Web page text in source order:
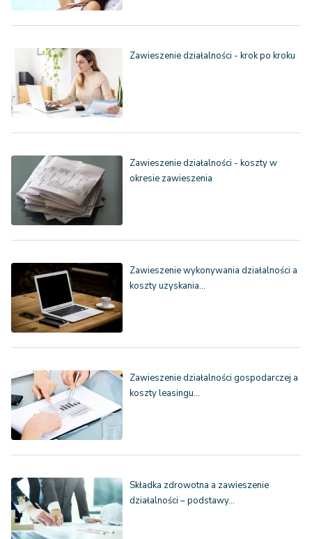
Zawieszenie działalności - krok po kroku
Zawieszenie działalności - koszty w
okresie zawieszenia
Zawieszenie wykonywania działalności a
koszty uzyskania…
Zawieszenie działalności gospodarczej a
koszty leasingu…
Składka zdrowotna a zawieszenie
działalności – podstawy…